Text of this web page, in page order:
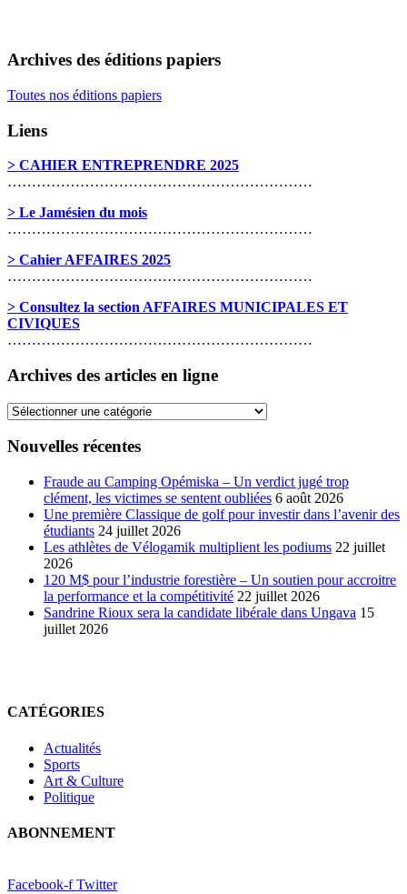
Archives des éditions papiers
Toutes nos éditions papiers
Liens
> CAHIER ENTREPRENDRE 2025
………………………………………………………
> Le Jamésien du mois
………………………………………………………
> Cahier AFFAIRES 2025
………………………………………………………
> Consultez la section AFFAIRES MUNICIPALES ET
CIVIQUES
………………………………………………………
Archives des articles en ligne
Archives
articles
Nouvelles récentes
Fraude au Camping Opémiska – Un verdict jugé trop
clément, les victimes se sentent oubliées 6 août 2026
Une première Classique de golf pour investir dans l’avenir des
étudiants 24 juillet 2026
Les athlètes de Vélogamik multiplient les podiums 22 juillet
2026
120 M$ pour l’industrie forestière – Un soutien pour accroitre
la performance et la compétitivité 22 juillet 2026
Sandrine Rioux sera la candidate libérale dans Ungava 15
juillet 2026
CATÉGORIES
Actualités
Sports
Art & Culture
Politique
ABONNEMENT
Facebook-f Twitter